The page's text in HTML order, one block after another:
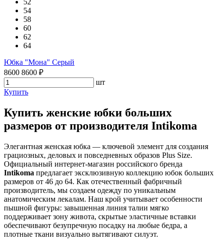
54
58
60
62
64
Юбка "Мона" Серый
8600 8600 ₽
шт
Купить
Купить женские юбки больших
размеров от производителя Intikoma
Элегантная женская юбка — ключевой элемент для создания
грациозных, деловых и повседневных образов Plus Size.
Официальный интернет-магазин российского бренда
Intikoma предлагает эксклюзивную коллекцию юбок больших
размеров от 46 до 64. Как отечественный фабричный
производитель, мы создаем одежду по уникальным
анатомическим лекалам. Наш крой учитывает особенности
пышной фигуры: завышенная линия талии мягко
поддерживает зону живота, скрытые эластичные вставки
обеспечивают безупречную посадку на любые бедра, а
плотные ткани визуально вытягивают силуэт.